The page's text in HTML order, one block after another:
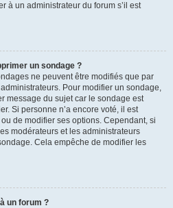
à un administrateur du forum s’il est
un sondage ?
ne peuvent être modifiés que par
Pour modifier un sondage,
message du sujet car le sondage est
Si personne n’a encore voté, il est
de modifier ses options. Cependant, si
modérateurs et les administrateurs
Cela empêche de modifier les
un forum ?